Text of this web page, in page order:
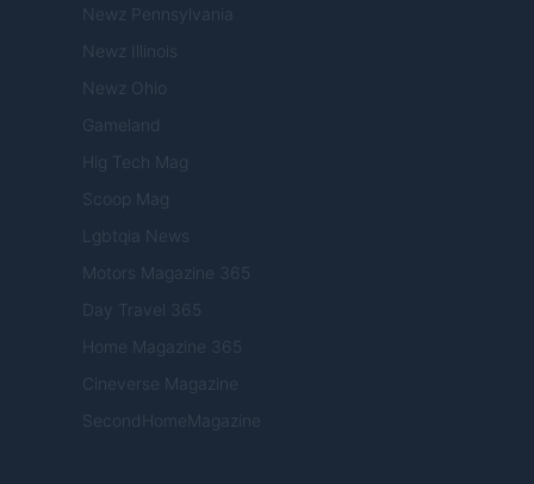
Newz Pennsylvania
Newz Illinois
Newz Ohio
Gameland
Hig Tech Mag
Scoop Mag
Lgbtqia News
Motors Magazine 365
Day Travel 365
Home Magazine 365
Cineverse Magazine
SecondHomeMagazine